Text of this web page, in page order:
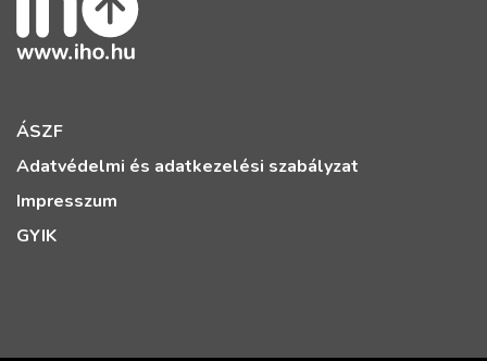
ÁSZF
Adatvédelmi és adatkezelési szabályzat
Impresszum
GYIK